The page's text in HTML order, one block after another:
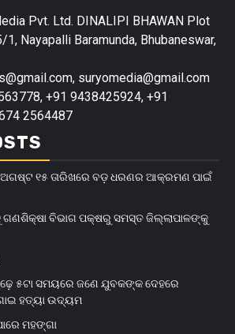
Pvt. Ltd. DINALIPI BHAWAN Plot
Nayapalli Baramunda, Bhubaneswar,
suryomedia@gmail.com
+91 9438425924, +91
2564487
ଅଗଷ୍ଟ ୧୫ ତାରିଖରେ ବଡ଼ ଧରଣର ଆକ୍ରମଣ ପାଇଁ
ବିଭାଗ ପକ୍ଷରୁ ସମସ୍ତ ଜିଲ୍ଲାପାଳଙ୍କୁ
୫ଟା ସମୟରେ ଜଣେ ଯୁବକଙ୍କ ଦେହରେ
ହତ୍ୟା ଉଦ୍ୟମ
ମହଙ୍ଗା